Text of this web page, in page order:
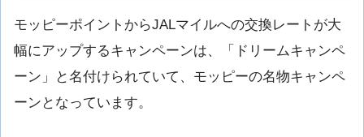
モッピーポイントからJALマイルへの交換レートが大
幅にアップするキャンペーンは、「ドリームキャンペ
ーン」と名付けられていて、モッピーの名物キャンペ
ーンとなっています。